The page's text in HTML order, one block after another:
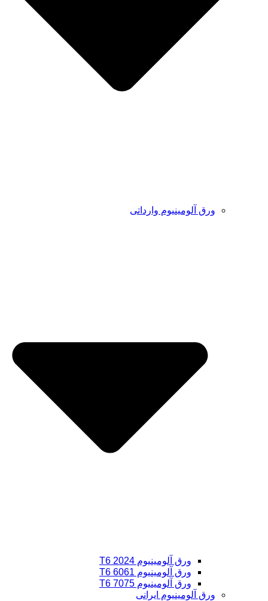
ورق آلومینیوم وارداتی
ورق آلومینیوم 2024 T6
ورق آلومینیوم 6061 T6
ورق آلومینیوم 7075 T6
ورق آلومینیوم ایرانی